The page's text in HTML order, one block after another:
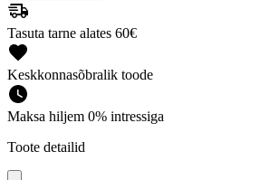
Tasuta tarne alates 60€
Keskkonnasõbralik toode
Maksa hiljem 0% intressiga
Toote detailid